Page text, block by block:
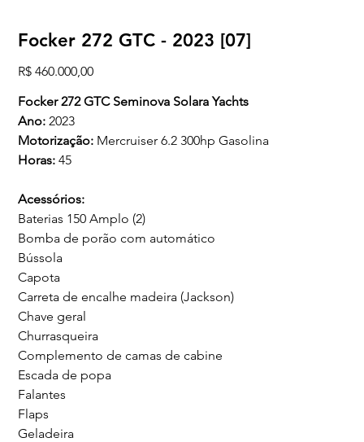
Focker 272 GTC - 2023 [07]
Preço
R$ 460.000,00
Focker 272 GTC Seminova Solara Yachts
Ano: 2023
Motorização: Mercruiser 6.2 300hp Gasolina
Horas:45
Acessórios:
Baterias 150 Amplo (2)
Bomba de porão com automático
Bússola
Capota
Carreta de encalhe madeira (Jackson)
Chave geral
Churrasqueira
Complemento de camas de cabine
Escada de popa
Falantes
Flaps
Geladeira